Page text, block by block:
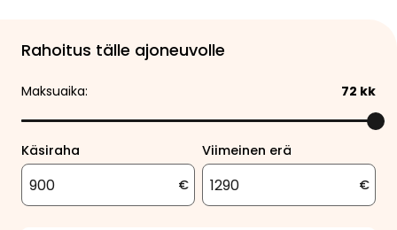
Rahoitus tälle ajoneuvolle
Maksuaika: 72 kk
Käsiraha
€
Viimeinen erä
€